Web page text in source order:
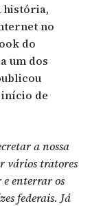
história,
no
do
um dos
de
a nossa
vários tratores
enterrar os
federais. Já